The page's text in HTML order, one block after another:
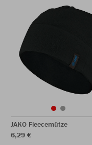
JAKO Fleecemütze
6,29 €